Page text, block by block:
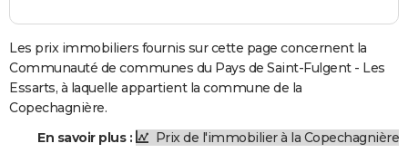
Les prix immobiliers fournis sur cette page concernent la
Communauté de communes du Pays de Saint-Fulgent - Les
Essarts, à laquelle appartient la commune de la
Copechagnière.
En savoir plus :
Prix de l'immobilier à la Copechagnière